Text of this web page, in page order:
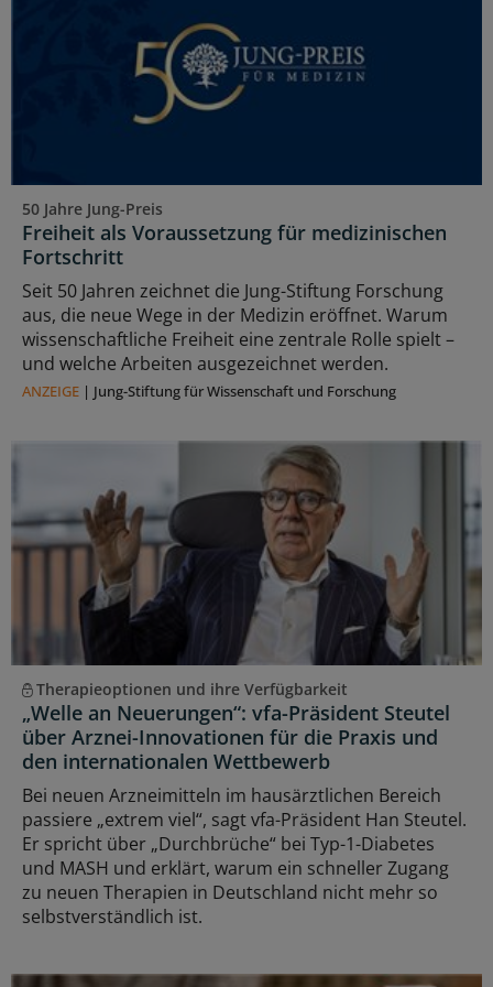
50 Jahre Jung-Preis
Freiheit als Voraussetzung für medizinischen
Fortschritt
Seit 50 Jahren zeichnet die Jung-Stiftung Forschung
aus, die neue Wege in der Medizin eröffnet. Warum
wissenschaftliche Freiheit eine zentrale Rolle spielt –
und welche Arbeiten ausgezeichnet werden.
ANZEIGE | Jung-Stiftung für Wissenschaft und Forschung
Therapieoptionen und ihre Verfügbarkeit
„Welle an Neuerungen“: vfa-Präsident Steutel
über Arznei-Innovationen für die Praxis und
den internationalen Wettbewerb
Bei neuen Arzneimitteln im hausärztlichen Bereich
passiere „extrem viel“, sagt vfa-Präsident Han Steutel.
Er spricht über „Durchbrüche“ bei Typ-1-Diabetes
und MASH und erklärt, warum ein schneller Zugang
zu neuen Therapien in Deutschland nicht mehr so
selbstverständlich ist.